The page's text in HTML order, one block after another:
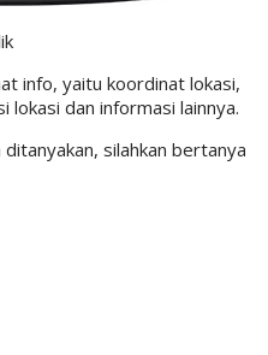
info, yaitu koordinat lokasi,
lokasi dan informasi lainnya.
ditanyakan, silahkan bertanya